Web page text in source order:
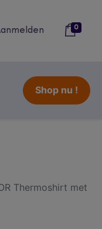
0
Shop nu !
Thermoshirt met